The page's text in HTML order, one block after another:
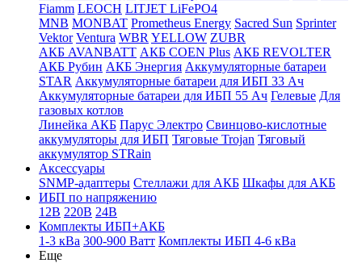
Fiamm LEOCH LITJET LiFePO4
MNB MONBAT Prometheus Energy Sacred Sun Sprinter
Vektor Ventura WBR YELLOW ZUBR
АКБ AVANBATT АКБ COEN Plus АКБ REVOLTER
АКБ Рубин АКБ Энергия Аккумуляторные батареи
STAR Аккумуляторные батареи для ИБП 33 Ач
Аккумуляторные батареи для ИБП 55 Ач Гелевые Для
газовых котлов
Линейка АКБ Парус Электро Свинцово-кислотные
аккумуляторы для ИБП Тяговые Trojan Тяговый
аккумулятор STRain
Аксессуары
SNMP-адаптеры Стеллажи для АКБ Шкафы для АКБ
ИБП по напряжению
12В 220В 24В
Комплекты ИБП+АКБ
1-3 кВа 300-900 Ватт Комплекты ИБП 4-6 кВа
Еще